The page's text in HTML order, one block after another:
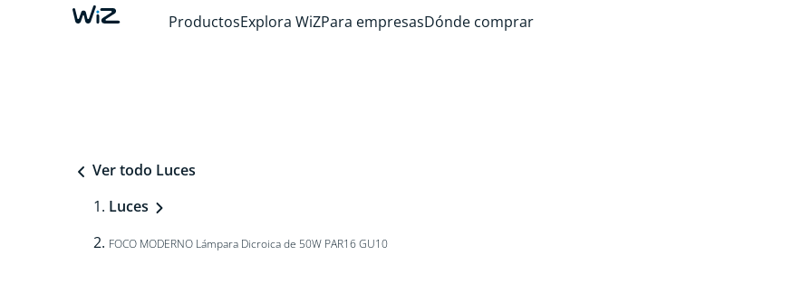
ProductosExplora WiZPara empresasDónde comprar
Ver todo Luces
Luces
FOCO MODERNO Lámpara Dicroica de 50W PAR16 GU10